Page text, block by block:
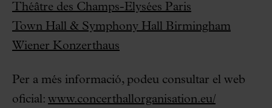
Théâtre des Champs-Elysées Paris
Town Hall & Symphony Hall Birmingham
Wiener Konzerthaus
Per a més informació, podeu consultar el web
oficial: www.concerthallorganisation.eu/